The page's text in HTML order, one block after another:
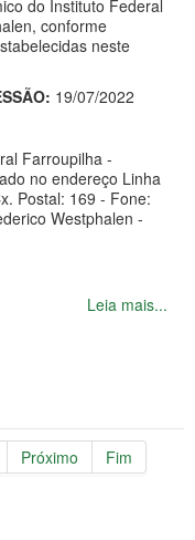
do Instituto Federal
conforme
neste
19/07/2022
Farroupilha -
no endereço Linha
Postal: 169 - Fone:
Westphalen -
Leia mais...
Próximo
Fim